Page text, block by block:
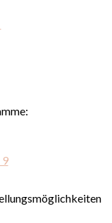
9